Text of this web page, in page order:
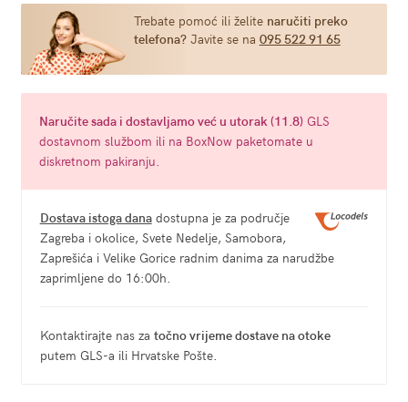
Trebate pomoć ili želite naručiti preko
telefona?Javite se na 095 522 91 65
Naručitesadai dostavljamo već u utorak (11.8) GLS
dostavnom službom ili na BoxNow paketomate u
diskretnom pakiranju.
Dostava istoga danadostupna je za područje
Zagreba i okolice, Svete Nedelje, Samobora,
Zaprešića i Velike Gorice radnim danima za narudžbe
zaprimljene do 16:00h.
Kontaktirajte nas za točno vrijeme dostave na otoke
putem GLS-a ili Hrvatske Pošte.